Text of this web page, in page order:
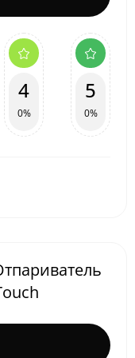
4
0%
5
0%